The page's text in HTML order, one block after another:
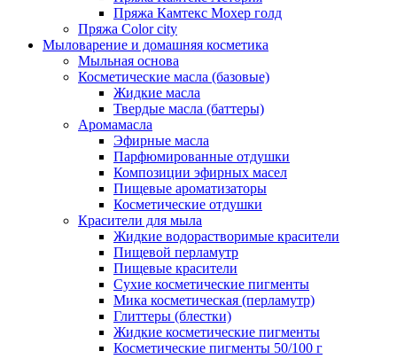
Пряжа Камтекс Мохер голд
Пряжа Color city
Мыловарение и домашняя косметика
Мыльная основа
Косметические масла (базовые)
Жидкие масла
Твердые масла (баттеры)
Аромамасла
Эфирные масла
Парфюмированные отдушки
Композиции эфирных масел
Пищевые ароматизаторы
Косметические отдушки
Красители для мыла
Жидкие водорастворимые красители
Пищевой перламутр
Пищевые красители
Сухие косметические пигменты
Мика косметическая (перламутр)
Глиттеры (блестки)
Жидкие косметические пигменты
Косметические пигменты 50/100 г